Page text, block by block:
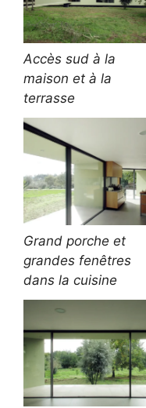
Accès sud à la
maison et à la
terrasse
Grand porche et
grandes fenêtres
dans la cuisine